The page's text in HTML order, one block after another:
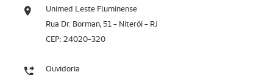
Unimed Leste Fluminense
Rua Dr. Borman, 51 - Niterói - RJ
CEP: 24020-320
Ouvidoria